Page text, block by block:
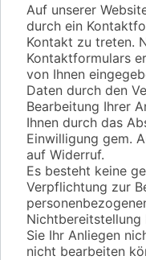
Auf unserer
durch ein
Kontakt zu treten.
Kontaktformulars
von Ihnen
Daten durch den
Bearbeitung Ihrer
Ihnen durch das
Einwilligung gem.
auf Widerruf.
Es besteht keine
Verpflichtung zur
Nichtbereitstellung
Sie Ihr Anliegen
nicht bearbeiten